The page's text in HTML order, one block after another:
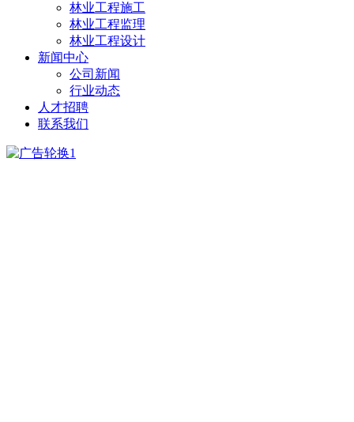
林业工程施工
林业工程监理
林业工程设计
新闻中心
公司新闻
行业动态
人才招聘
联系我们